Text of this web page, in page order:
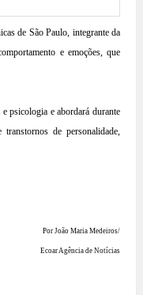
de São Paulo, integrante da
e emoções, que
psicologia e abordará durante
transtornos de personalidade,
Por João Maria Medeiros/
Ecoar Agência de Notícias